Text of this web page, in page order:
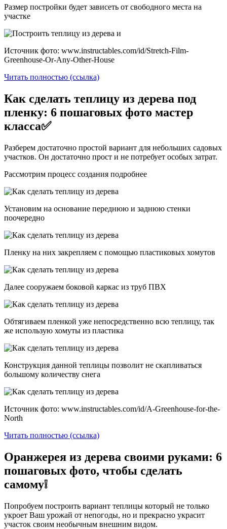
Размер постройки будет зависеть от свободного места на
участке
Источник фото: www.instructables.com/id/Stretch-Film-
Greenhouse-Or-Any-Other-House
Читать полностью (ссылка)
Как сделать теплицу из дерева под
пленку: 6 пошаговых фото мастер
класса✅
Разберем достаточно простой вариант для небольших садовых
участков. Он достаточно прост и не потребует особых затрат.
Рассмотрим процесс создания подробнее
Установим на основание переднюю и заднюю стенки
поочередно
Пленку на них закрепляем с помощью пластиковых хомутов
Далее сооружаем боковой каркас из труб ПВХ
Обтягиваем пленкой уже непосредственно всю теплицу, так
же использую хомуты из пластика
Конструкция данной теплицы позволит не скапливаться
большому количеству снега
Источник фото: www.instructables.com/id/A-Greenhouse-for-the-
North
Читать полностью (ссылка)
Оранжерея из дерева своими руками: 6
пошаговых фото, чтобы сделать
самому❕
Попробуем построить вариант теплицы который не только
укроет Ваш урожай от непогоды, но и прекрасно украсит
участок своим необычным внешним видом.